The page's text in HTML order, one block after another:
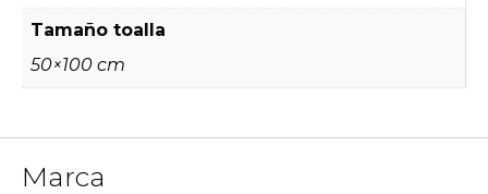
Tamaño toalla
50×100 cm
Marca